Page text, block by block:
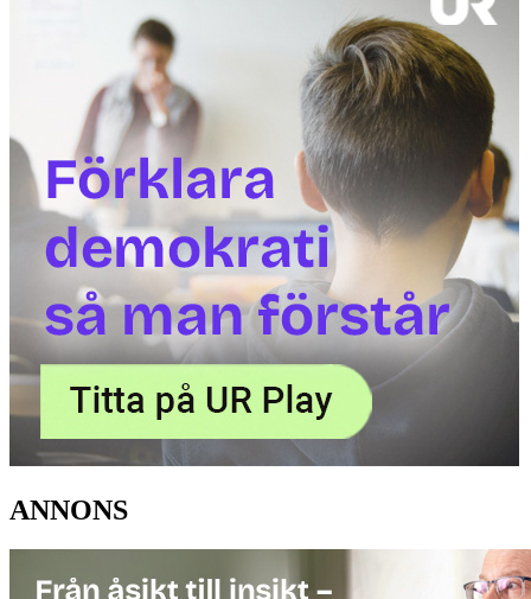
ANNONS